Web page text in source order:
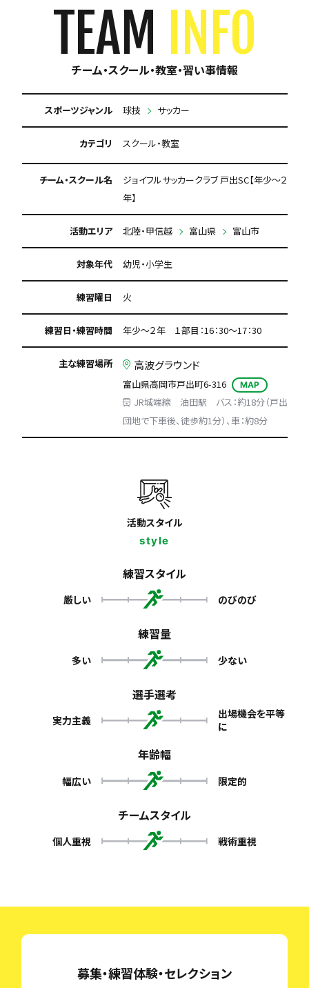
TEAM INFO
チーム・スクール・教室・習い事情報
スポーツジャンル 球技 サッカー
カテゴリ スクール・教室
チーム・スクール名
ジョイフルサッカークラブ 戸出SC【年少～２
年】
活動エリア 北陸・甲信越 富山県 富山市
対象年代 幼児・小学生
練習曜日 火
練習日・練習時間 年少～２年 １部目：16：30～17：30
主な練習場所 高波グラウンド
富山県高岡市戸出町6-316 MAP
JR城端線 油田駅 バス：約18分（戸出
団地で下車後、徒歩約1分）、車：約8分
活動スタイル
style
練習スタイル
厳しい のびのび
練習量
多い 少ない
選手選考
実力主義
出場機会を平等
に
年齢幅
幅広い 限定的
チームスタイル
個人重視 戦術重視
募集・練習体験・セレクション